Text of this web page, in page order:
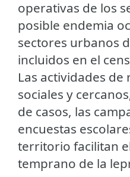
operativas de los
posible endemia
sectores urbanos
incluidos en el
Las actividades
sociales y
de casos, las
encuestas
territorio facilitan
temprano de la